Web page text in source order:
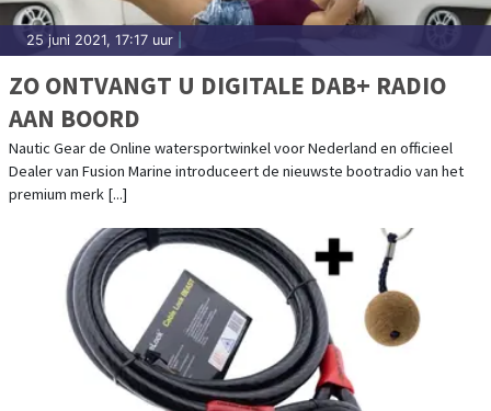
25 juni 2021, 17:17 uur
ZO ONTVANGT U DIGITALE DAB+ RADIO
AAN BOORD
Nautic Gear de Online watersportwinkel voor Nederland en officieel
Dealer van Fusion Marine introduceert de nieuwste bootradio van het
premium merk [...]